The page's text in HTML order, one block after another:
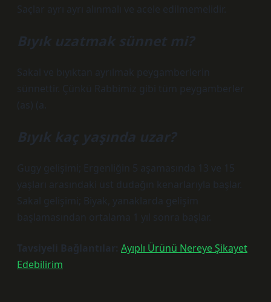
Saçlar ayrı ayrı alınmalı ve acele edilmemelidir.
Bıyık uzatmak sünnet mi?
Sakal ve bıyıktan ayrılmak peygamberlerin
sünnettir. Çünkü Rabbimiz gibi tüm peygamberler
(as) (a.
Bıyık kaç yaşında uzar?
Gugy gelişimi; Ergenliğin 5 aşamasında 13 ve 15
yaşları arasındaki üst dudağın kenarlarıyla başlar.
Sakal gelişimi; Biyak, yanaklarda gelişim
başlamasından ortalama 1 yıl sonra başlar.
Tavsiyeli Bağlantılar: Ayıplı Ürünü Nereye Şikayet
Edebilirim